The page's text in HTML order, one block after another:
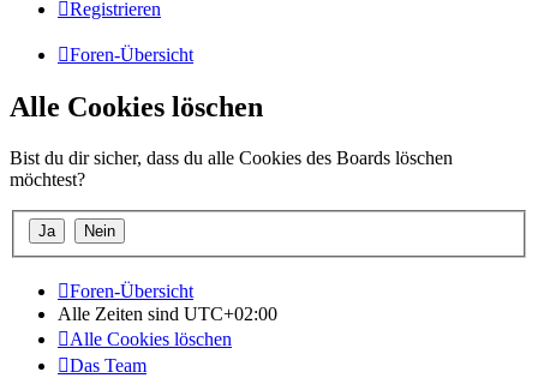
Registrieren
Foren-Übersicht
Alle Cookies löschen
Bist du dir sicher, dass du alle Cookies des Boards löschen
möchtest?
Foren-Übersicht
Alle Zeiten sind UTC+02:00
Alle Cookies löschen
Das Team